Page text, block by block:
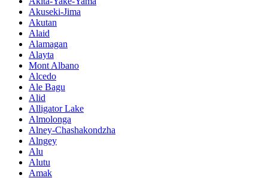
Akuseki-Jima
Akutan
Alaid
Alamagan
Alayta
Mont Albano
Alcedo
Ale Bagu
Alid
Alligator Lake
Almolonga
Alney-Chashakondzha
Alngey
Alu
Alutu
Amak